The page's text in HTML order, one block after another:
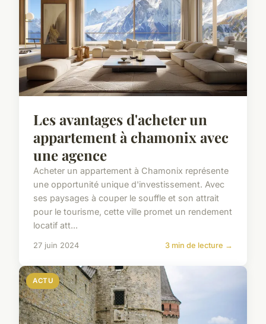
Les avantages d'acheter un
appartement à chamonix avec
une agence
Acheter un appartement à Chamonix représente
une opportunité unique d'investissement. Avec
ses paysages à couper le souffle et son attrait
pour le tourisme, cette ville promet un rendement
locatif att...
27 juin 2024 3 min de lecture →
ACTU